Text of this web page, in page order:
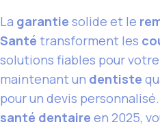
La garantie solide et le
Santé transforment les
solutions fiables pour
maintenant un dentiste
pour un devis
santé dentaire en 2025,